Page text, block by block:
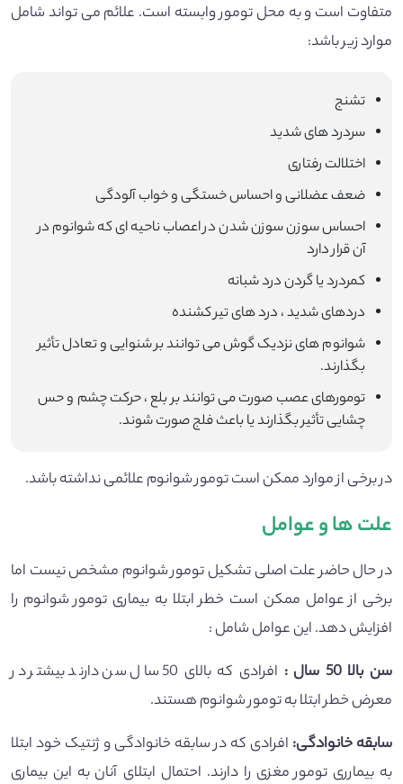
متفاوت است و به محل تومور وابسته است. علائم می تواند شامل
موارد زیر باشد:
تشنج
سردرد های شدید
اختلالت رفتاری
ضعف عضلانی و احساس خستگی و خواب آلودگی
احساس سوزن سوزن شدن در اعصاب ناحیه ای که شوانوم در
آن قرار دارد
کمردرد یا گردن درد شبانه
دردهای شدید ، درد های تیر کشنده
شوانوم های نزدیک گوش می توانند بر شنوایی و تعادل تأثیر
بگذارند.
تومورهای عصب صورت می توانند بر بلع ، حرکت چشم و حس
چشایی تأثیر بگذارند یا باعث فلج صورت شوند.
در برخی از موارد ممکن است تومور شوانوم علائمی نداشته باشد.
علت ها و عوامل
در حال حاضر علت اصلی تشکیل تومور شوانوم مشخص نیست اما
برخی از عوامل ممکن است خطر ابتلا به بیماری تومور شوانوم را
افزایش دهد. این عوامل شامل :
سن بالا 50 سال :
افرادی که بالای 50 سال سن دارند بیشتر در
معرض خطر ابتلا به تومور شوانوم هستند.
سابقه خانوادگی: افرادی که در سابقه خانوادگی و ژنتیک خود ابتلا
به بیمارری تومور مغزی را دارند. احتمال ابتلای آنان به این بیماری